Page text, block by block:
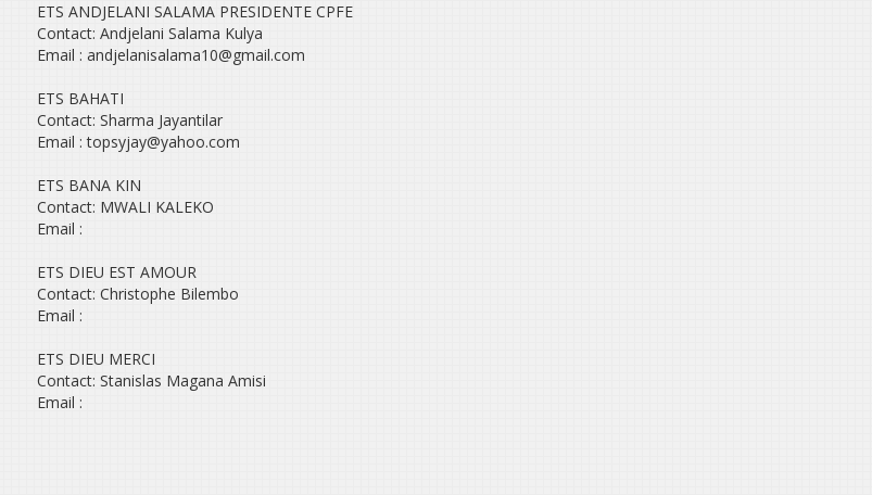
ETS ANDJELANI SALAMA PRESIDENTE CPFE
Contact: Andjelani Salama Kulya
Email : andjelanisalama10@gmail.com
ETS BAHATI
Contact: Sharma Jayantilar
Email : topsyjay@yahoo.com
ETS BANA KIN
Contact: MWALI KALEKO
Email :
ETS DIEU EST AMOUR
Contact: Christophe Bilembo
Email :
ETS DIEU MERCI
Contact: Stanislas Magana Amisi
Email :